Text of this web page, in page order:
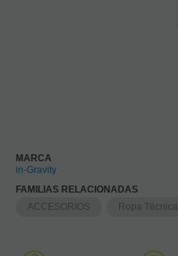
MARCA
in-Gravity
FAMILIAS RELACIONADAS
ACCESORIOS
Ropa Técnica